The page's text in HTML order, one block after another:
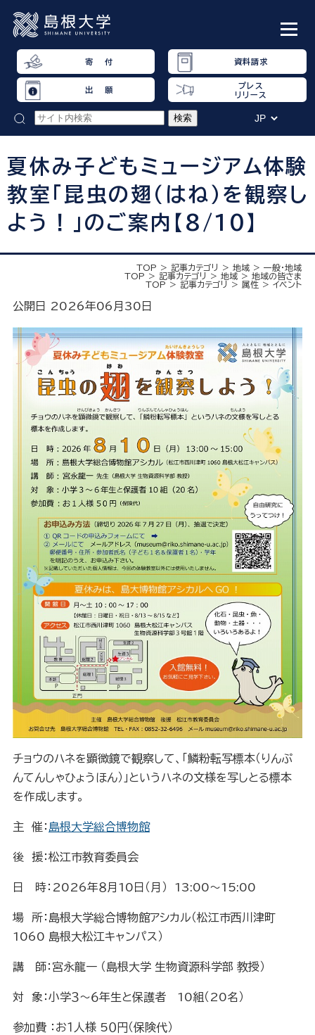
寄 付 資料請求
出 願
プレス
リリース
夏休み子どもミュージアム体験
教室「昆虫の翅（はね）を観察し
よう！」のご案内【8/10】
TOP 記事カテゴリ 地域
一般・地域
TOP
記事カテゴリ 地域
地域の皆さま
TOP
記事カテゴリ 属性 イベント
公開日 2026年06月30日
チョウのハネを顕微鏡で観察して、「鱗粉転写標本（りんぷ
んてんしゃひょうほん）」というハネの文様を写しとる標本
を作成します。
主 催： 島根大学総合博物館
後 援：松江市教育委員会
日 時：2026年８月10日（月） 13:00～15:00
場 所：島根大学総合博物館アシカル（松江市西川津町
1060 島根大松江キャンパス）
講 師：宮永龍一 （島根大学 生物資源科学部 教授）
対 象：小学３～６年生と保護者 10組（20名）
参加費 ：お１人様 5０円（保険代）